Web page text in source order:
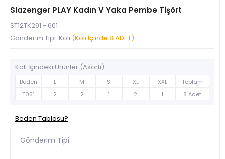
Slazenger PLAY Kadın V Yaka Pembe Tişört
ST12TK291 - 601
Gönderim Tipi: Koli (Koli İçinde 8 ADET)
Koli İçindeki Ürünler (Asorti)
Beden L M S XL XXL
Toplam
T051
2 2 1 2 1 8 Adet
Beden Tablosu?
Gönderim Tipi